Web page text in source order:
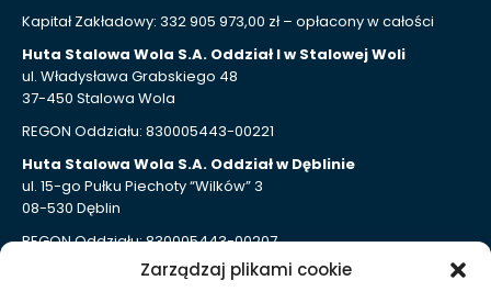
Zarządzaj plikami cookie
Kapitał Zakładowy: 332 905 973,00 zł – opłacony w całości
Huta Stalowa Wola S.A. Oddział I w Stalowej Woli
ul. Władysława Grabskiego 48
37-450 Stalowa Wola
REGON Oddziału: 830005443-00221
Huta Stalowa Wola S.A. Oddział w Dęblinie
ul. 15-go Pułku Piechoty “Wilków” 3
08-530 Dęblin
REGON Oddziału: 830005443-00207
Huta Stalowa Wola S.A. Oddział Autosan w Sanoku